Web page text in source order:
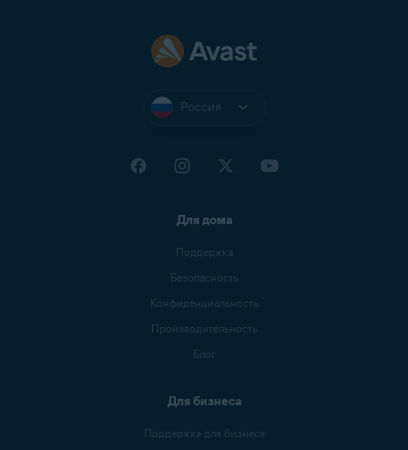
Россия
Для дома
Поддержка
Безопасность
Конфиденциальность
Производительность
Блог
Для бизнеса
Поддержка для бизнеса